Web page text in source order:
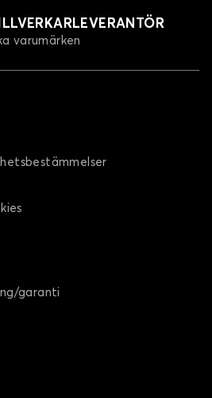
varumärken
garanti